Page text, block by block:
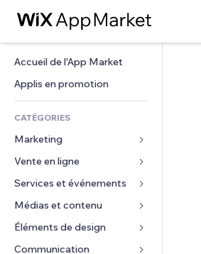
Accueil de l'App Market
Applis en promotion
CATÉGORIES
Marketing
Publicités
Mobile
Données analytiques
Réseaux sociaux
Vente en ligne
Applis pour les boutiques
Expédition et livraison
Boutons Vente
Services et événements
Hôtels
Événements
Restaurants
Médias et contenu
Galerie
Musique
Éléments de design
Cartes et navigation